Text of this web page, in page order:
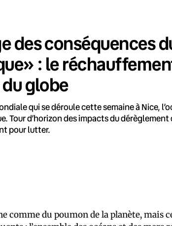
des conséquences
: le
globe
qui se déroule cette semaine à Nice,
d’horizon des impacts du dérèglement
pour lutter.
comme du poumon de la planète, mais